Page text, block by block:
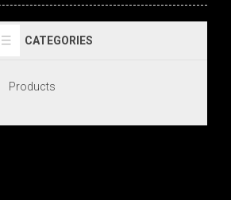
CATEGORIES
Products